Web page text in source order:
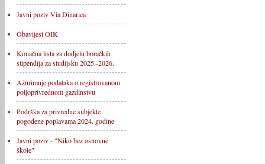
Javni poziv Via Dinarica
Obavijest OIK
Konačna lista za dodjelu boračkih
stipendija za studijsku 2025.-2026.
Ažuriranje podataka o registrovanom
poljoprivrednom gazdinstvu
Podrška za privredne subjekte
pogođene poplavama 2024. godine
Javni poziv - "Niko bez osnovne
škole"